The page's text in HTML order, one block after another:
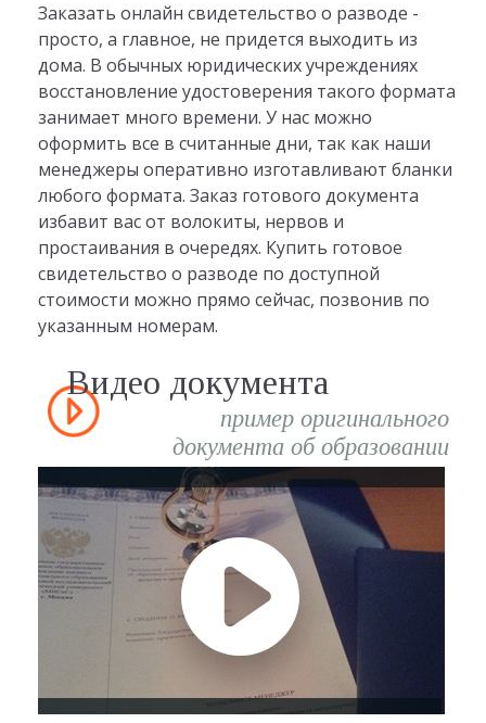
Заказать онлайн свидетельство о разводе -
просто, а главное, не придется выходить из
дома. В обычных юридических учреждениях
восстановление удостоверения такого формата
занимает много времени. У нас можно
оформить все в считанные дни, так как наши
менеджеры оперативно изготавливают бланки
любого формата. Заказ готового документа
избавит вас от волокиты, нервов и
простаивания в очередях. Купить готовое
свидетельство о разводе по доступной
стоимости можно прямо сейчас, позвонив по
указанным номерам.
Видео документа
пример оригинального
документа об образовании